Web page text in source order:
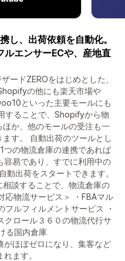
し、出荷依頼を自動化。
エンサーECや、産地直
ードZEROをはじめとした、
の他にも楽天市場や
といった主要モールにも
することで、Shopifyから物
か、他のモールの受注も一
す。 自動出荷のツールとし
の物流倉庫の連携であれば
易であり、すでに利用中の
動出荷をスタートできます。
談することで、物流倉庫の
応物流サービス＞ ・FBAマル
ルフィルメントサービス ・
クロール３６０の物流代行サ
る国内倉庫
がほぼゼロになり、集客など
ます。